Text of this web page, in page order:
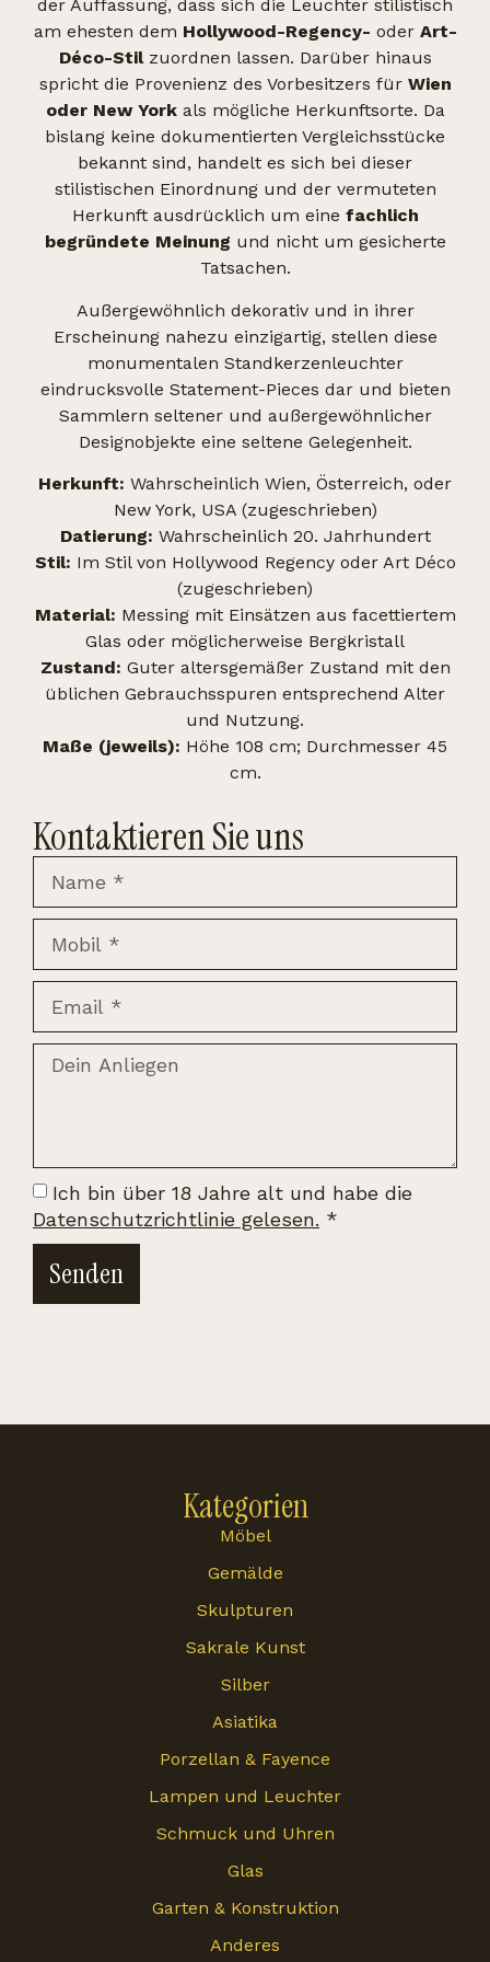
der Auffassung, dass sich die Leuchter stilistisch
am ehesten dem Hollywood-Regency- oder Art-
Déco-Stilzuordnen lassen. Darüber hinaus
spricht die Provenienz des Vorbesitzers für Wien
oder New Yorkals mögliche Herkunftsorte. Da
bislang keine dokumentierten Vergleichsstücke
bekannt sind, handelt es sich bei dieser
stilistischen Einordnung und der vermuteten
Herkunft ausdrücklich um eine fachlich
begründete Meinung und nicht um gesicherte
Tatsachen.
Außergewöhnlich dekorativ und in ihrer
Erscheinung nahezu einzigartig, stellen diese
monumentalen Standkerzenleuchter
eindrucksvolle Statement-Pieces dar und bieten
Sammlern seltener und außergewöhnlicher
Designobjekte eine seltene Gelegenheit.
Herkunft: Wahrscheinlich Wien, Österreich, oder
New York, USA (zugeschrieben)
Datierung: Wahrscheinlich 20. Jahrhundert
Stil: Im Stil von Hollywood Regency oder Art Déco
(zugeschrieben)
Material: Messing mit Einsätzen aus facettiertem
Glas oder möglicherweise Bergkristall
Zustand: Guter altersgemäßer Zustand mit den
üblichen Gebrauchsspuren entsprechend Alter
und Nutzung.
Maße (jeweils): Höhe 108 cm; Durchmesser 45
cm.
Kontaktieren Sie uns
Ich bin über 18 Jahre alt und habe die
Datenschutzrichtlinie gelesen. *
Senden
Kategorien
Möbel
Gemälde
Skulpturen
Sakrale Kunst
Silber
Asiatika
Porzellan & Fayence
Lampen und Leuchter
Schmuck und Uhren
Glas
Garten & Konstruktion
Anderes